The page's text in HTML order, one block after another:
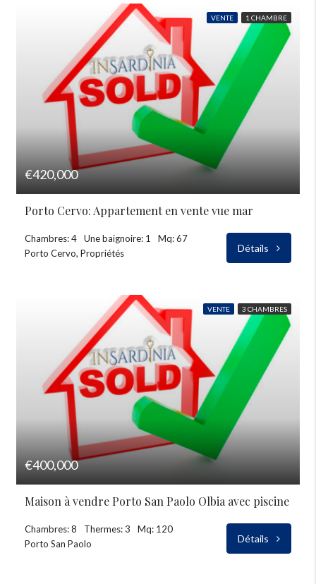
VENTE 1 CHAMBRE
€420,000
Porto Cervo: Appartement en vente vue mar
Chambres: 4 Une baignoire: 1
Mq: 67
Porto Cervo, Propriétés
Détails
VENTE 3 CHAMBRES
€400,000
Maison à vendre Porto San Paolo Olbia avec piscine
Chambres: 8 Thermes: 3
Mq: 120
Porto San Paolo
Détails